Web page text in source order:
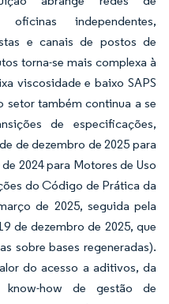
oficinas independentes,
e canais de postos de
torna-se mais complexa à
viscosidade e baixo SAPS
setor também continua a se
de especificações,
de dezembro de 2025 para
2024 para Motores de Uso
do Código de Prática da
de 2025, seguida pela
de dezembro de 2025, que
sobre bases regeneradas).
do acesso a aditivos, da
how de gestão de